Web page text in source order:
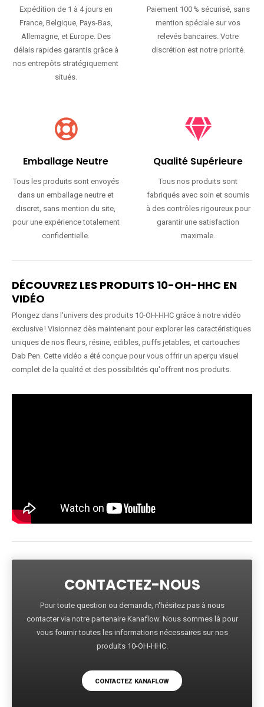
Expédition de 1 à 4 jours en
France, Belgique, Pays-Bas,
Allemagne, et Europe. Des
délais rapides garantis grâce à
nos entrepôts stratégiquement
situés.
Paiement 100 % sécurisé, sans
mention spéciale sur vos
relevés bancaires. Votre
discrétion est notre priorité.
Emballage Neutre
Tous les produits sont envoyés
dans un emballage neutre et
discret, sans mention du site,
pour une expérience totalement
confidentielle.
Qualité Supérieure
Tous nos produits sont
fabriqués avec soin et soumis
à des contrôles rigoureux pour
garantir une satisfaction
maximale.
DÉCOUVREZ LES PRODUITS 10-OH-HHC EN
VIDÉO
Plongez dans l'univers des produits 10-OH-HHC grâce à notre vidéo
exclusive ! Visionnez dès maintenant pour explorer les caractéristiques
uniques de nos fleurs, résine, edibles, puffs jetables, et cartouches
Dab Pen. Cette vidéo a été conçue pour vous offrir un aperçu visuel
complet de la qualité et des possibilités qu'offrent nos produits.
CONTACTEZ-NOUS
Pour toute question ou demande, n'hésitez pas à nous
contacter via notre partenaire Kanaflow. Nous sommes là pour
vous fournir toutes les informations nécessaires sur nos
produits 10-OH-HHC.
CONTACTEZ KANAFLOW